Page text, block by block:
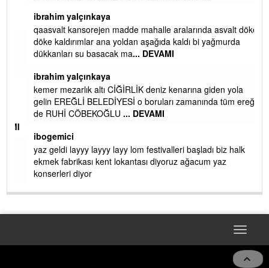
ibrahim yalçınkaya
qaasvalt kansorejen madde mahalle aralarında asvalt döke
döke kaldırımlar ana yoldan aşağıda kaldı bi yağmurda
dükkanları su basacak ma ... DEVAMI
ibrahim yalçınkaya
kemer mezarlık altı CİĞİRLİK deniz kenarına giden yola
gelin EREĞLİ BELEDİYESİ o boruları zamanında tüm ereğli
de RUHİ CÖBEKOĞLU... DEVAMI
ibogemici
yaz geldi layyy layyy layy lom festivalleri başladı biz halk
ekmek fabrikası kent lokantası diyoruz ağacum yaz
konserleri diyor
Toggle